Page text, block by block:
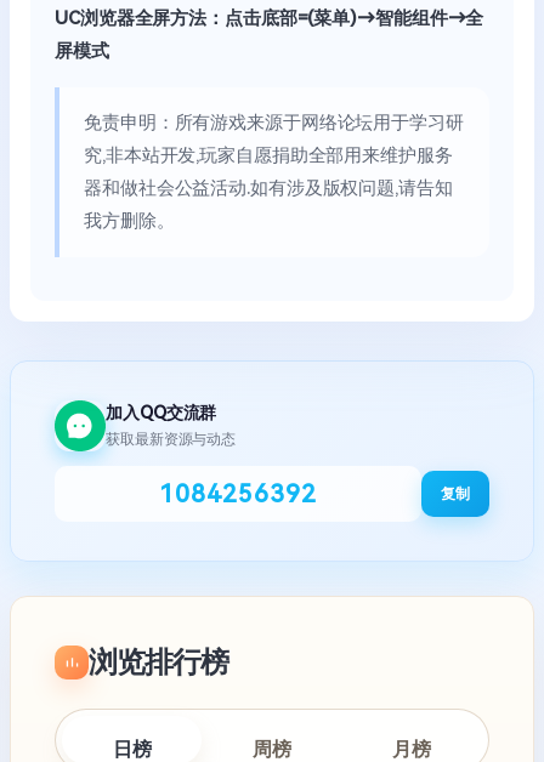
UC浏览器全屏方法：点击底部=(菜单)→智能组件→全
屏模式
免责申明：所有游戏来源于网络论坛用于学习研
究,非本站开发,玩家自愿捐助全部用来维护服务
器和做社会公益活动.如有涉及版权问题,请告知
我方删除。
加入QQ交流群
获取最新资源与动态
1084256392 复制
浏览排行榜
日榜 周榜 月榜